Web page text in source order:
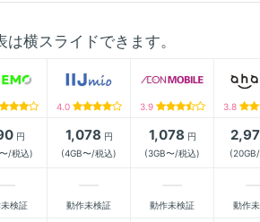
横スライドできます。
4.0 3.9 3.8
円
/税込)
1,078 円
(4GB〜/税込)
1,078 円
(3GB〜/税込)
検証 動作未検証 動作未検証 動作